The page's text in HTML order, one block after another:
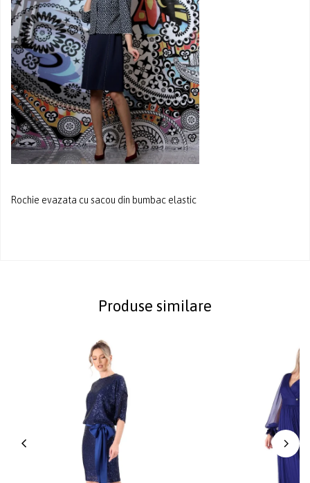
Rochie evazata cu sacou din bumbac elastic
Produse similare